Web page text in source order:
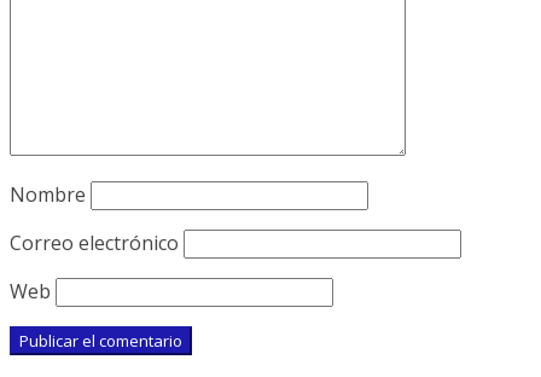
Nombre
Correo electrónico
Web